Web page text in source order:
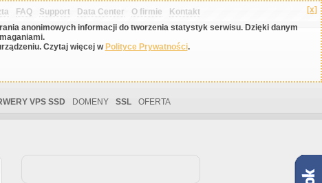
[x]
anonimowych informacji do tworzenia statystyk serwisu. Dzięki danym
Czytaj więcej w Polityce Prywatności.
FAQ Support Data Center O firmie Kontakt
VPS SSD DOMENY SSL OFERTA